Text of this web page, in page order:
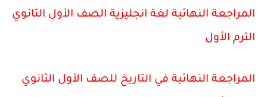
المراجعة النهائية لغة انجليزية الصف الأول الثانوي
الترم الأول
المراجعة النهائية في التاريخ للصف الأول الثانوي